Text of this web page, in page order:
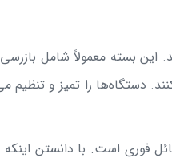
این بسته معمولاً شامل
دستگاه‌ها را تمیز و تنظیم
فوری است. با دانستن